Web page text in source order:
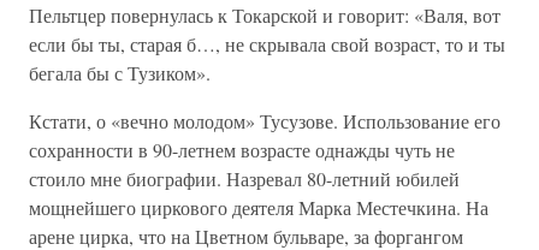
Пельтцер повернулась к Токарской и говорит: «Валя, вот
если бы ты, старая б…, не скрывала свой возраст, то и ты
бегала бы с Тузиком».
Кстати, о «вечно молодом» Тусузове. Использование его
сохранности в 90-летнем возрасте однажды чуть не
стоило мне биографии. Назревал 80-летний юбилей
мощнейшего циркового деятеля Марка Местечкина. На
арене цирка, что на Цветном бульваре, за форгангом